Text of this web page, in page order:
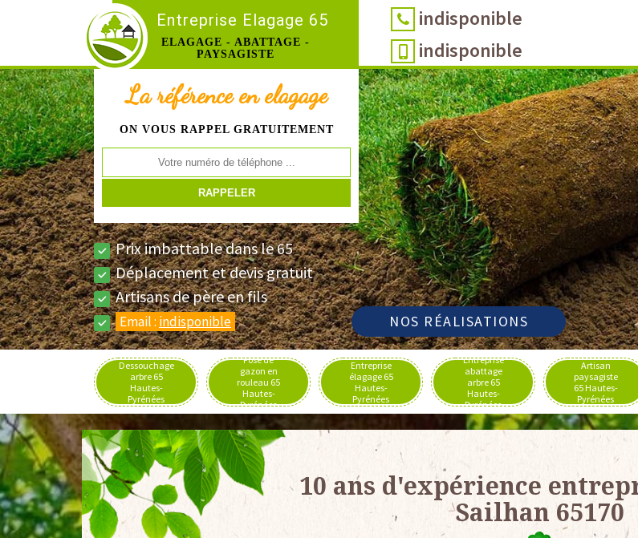
Entreprise Elagage 65
ELAGAGE - ABATTAGE -
PAYSAGISTE
indisponible
indisponible
La référence en elagage
ON VOUS RAPPEL GRATUITEMENT
Prix imbattable dans le 65
Déplacement et devis gratuit
Artisans de père en fils
Email : indisponible NOS RÉALISATIONS
Dessouchage
arbre 65
Hautes-
Pyrénées
Pose de
gazon en
rouleau 65
Hautes-
Pyrénées
Entreprise
élagage 65
Hautes-
Pyrénées
Entreprise
abattage
arbre 65
Hautes-
Pyrénées
Artisan
paysagiste
65 Hautes-
Pyrénées
10 ans d'expérience
Sailhan 65170